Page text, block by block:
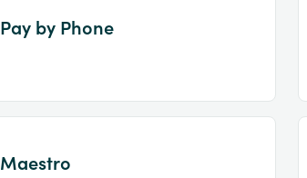
Pay by Phone
Maestro